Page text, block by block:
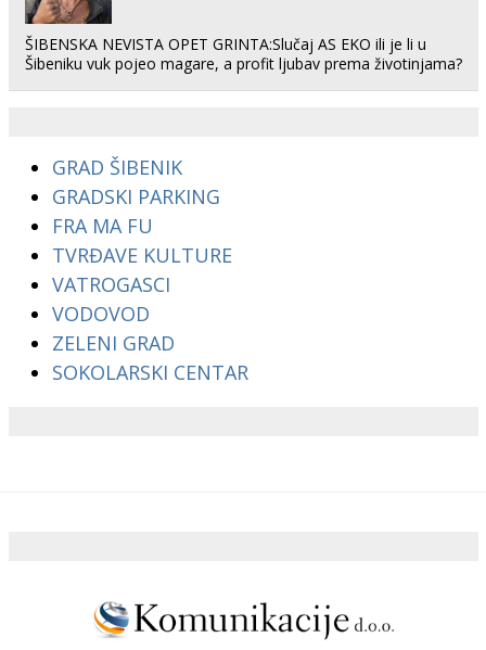
ŠIBENSKA NEVISTA OPET GRINTA:Slučaj AS EKO ili je li u
Šibeniku vuk pojeo magare, a profit ljubav prema životinjama?
GRAD ŠIBENIK
GRADSKI PARKING
FRA MA FU
TVRĐAVE KULTURE
VATROGASCI
VODOVOD
ZELENI GRAD
SOKOLARSKI CENTAR